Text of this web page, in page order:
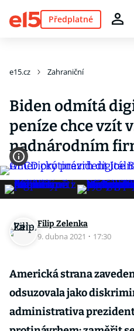
Předplatné
e15.cz Zahraniční
Biden odmítá
peníze chce vzít
nadnárodním
Filip Zelenka
9. dubna 2021 · 17:30
Americká strana
odsuzovala jako
administrativa